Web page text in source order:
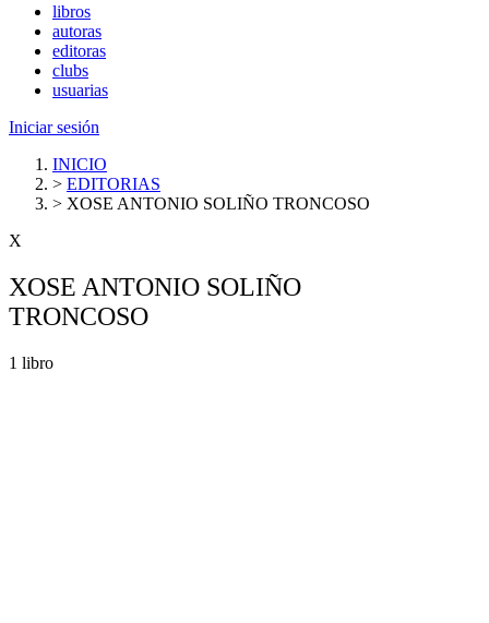
libros
autoras
editoras
clubs
usuarias
Iniciar sesión
INICIO
> EDITORIAS
> XOSE ANTONIO SOLIÑO TRONCOSO
X
XOSE ANTONIO SOLIÑO
TRONCOSO
1 libro